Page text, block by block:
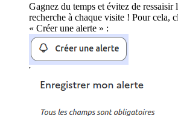
Gagnez du temps et évitez de ressaisir
recherche à chaque visite ! Pour cela,
« Créer une alerte » :